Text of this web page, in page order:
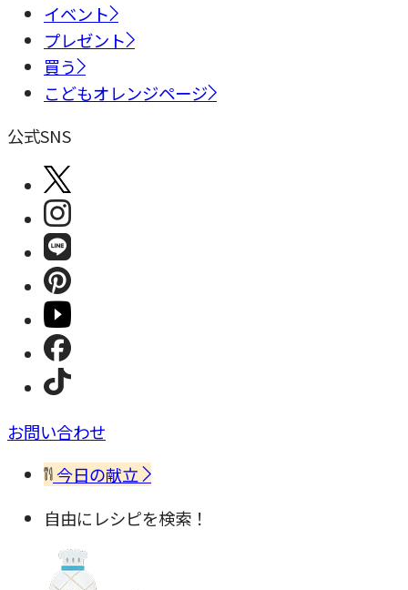
イベント
プレゼント
買う
こどもオレンジページ
公式SNS
お問い合わせ
今日の献立
自由にレシピを検索！